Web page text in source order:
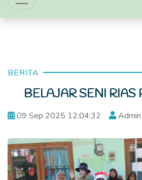
BERITA
BELAJAR SENI RIAS
09 Sep 2025 12:04:32 Admin